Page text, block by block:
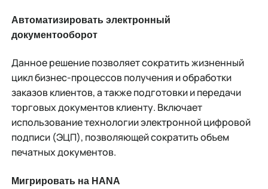
Автоматизировать электронный
документооборот
Данное решение позволяет сократить жизненный
цикл бизнес-процессов получения и обработки
заказов клиентов, а также подготовки и передачи
торговых документов клиенту. Включает
использование технологии электронной цифровой
подписи (ЭЦП), позволяющей сократить объем
печатных документов.
Мигрировать на HANA